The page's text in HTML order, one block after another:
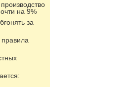
на 9%
за
правила